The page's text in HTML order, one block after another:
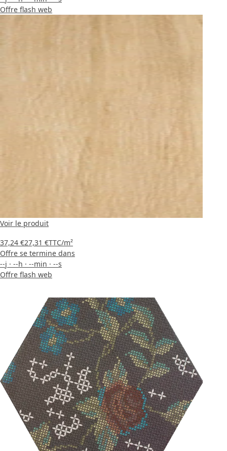
Offre flash web
Voir le produit
37,24 €27,31 €TTC/m²
Offre se termine dans
--j · --h · --min · --s
Offre flash web